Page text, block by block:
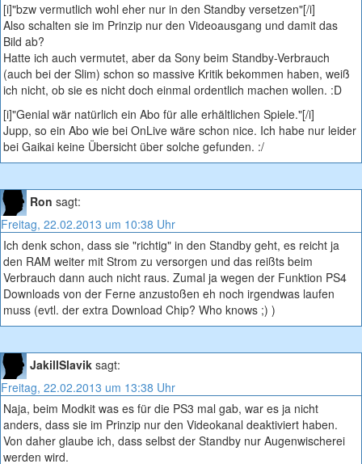
[i]"bzw vermutlich wohl eher nur in den Standby versetzen"[/i]
Also schalten sie im Prinzip nur den Videoausgang und damit das
Bild ab?
Hatte ich auch vermutet, aber da Sony beim Standby-Verbrauch
(auch bei der Slim) schon so massive Kritik bekommen haben, weiß
ich nicht, ob sie es nicht doch einmal ordentlich machen wollen. :D
[i]"Genial wär natürlich ein Abo für alle erhältlichen Spiele."[/i]
Jupp, so ein Abo wie bei OnLive wäre schon nice. Ich habe nur leider
bei Gaikai keine Übersicht über solche gefunden. :/
Ron sagt:
Freitag, 22.02.2013 um 10:38 Uhr
Ich denk schon, dass sie "richtig" in den Standby geht, es reicht ja
den RAM weiter mit Strom zu versorgen und das reißts beim
Verbrauch dann auch nicht raus. Zumal ja wegen der Funktion PS4
Downloads von der Ferne anzustoßen eh noch irgendwas laufen
muss (evtl. der extra Download Chip? Who knows ;) )
JakillSlavik sagt:
Freitag, 22.02.2013 um 13:38 Uhr
Naja, beim Modkit was es für die PS3 mal gab, war es ja nicht
anders, dass sie im Prinzip nur den Videokanal deaktiviert haben.
Von daher glaube ich, dass selbst der Standby nur Augenwischerei
werden wird.